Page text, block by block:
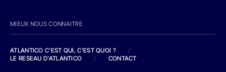
MIEUX NOUS CONNAITRE
ATLANTICO C'EST QUI, C'EST QUOI ?
/
LE RESEAU D'ATLANTICO
/ CONTACT